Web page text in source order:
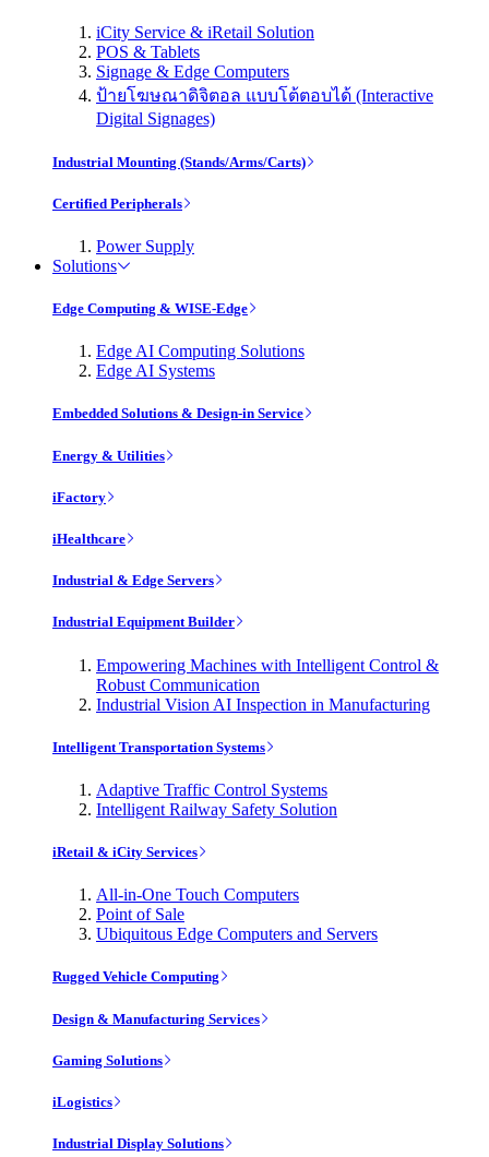
iCity Service & iRetail Solution
POS & Tablets
Signage & Edge Computers
ป้ายโฆษณาดิจิตอล แบบโต้ตอบได้ (Interactive
Digital Signages)
Industrial Mounting (Stands/Arms/Carts)
Certified Peripherals
Power Supply
Solutions
Edge Computing & WISE-Edge
Edge AI Computing Solutions
Edge AI Systems
Embedded Solutions & Design-in Service
Energy & Utilities
iFactory
iHealthcare
Industrial & Edge Servers
Industrial Equipment Builder
Empowering Machines with Intelligent Control &
Robust Communication
Industrial Vision AI Inspection in Manufacturing
Intelligent Transportation Systems
Adaptive Traffic Control Systems
Intelligent Railway Safety Solution
iRetail & iCity Services
All-in-One Touch Computers
Point of Sale
Ubiquitous Edge Computers and Servers
Rugged Vehicle Computing
Design & Manufacturing Services
Gaming Solutions
iLogistics
Industrial Display Solutions